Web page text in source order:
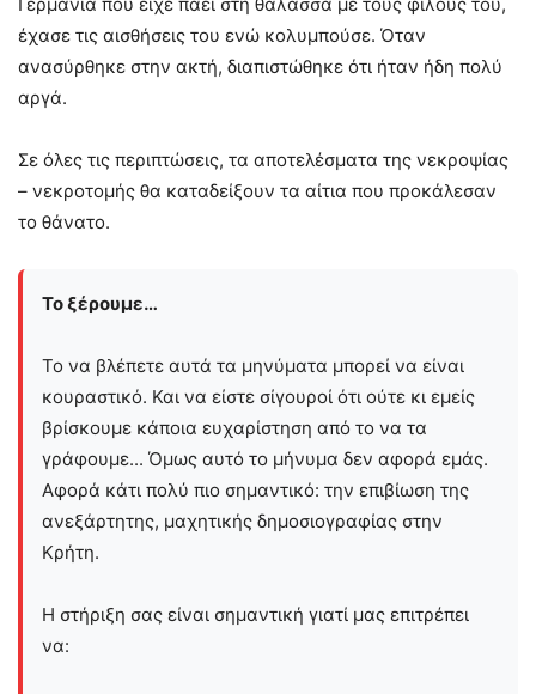
έχασε τις αισθήσεις του ενώ κολυμπούσε. Όταν
ανασύρθηκε στην ακτή, διαπιστώθηκε ότι ήταν ήδη πολύ
αργά.
Σε όλες τις περιπτώσεις, τα αποτελέσματα της νεκροψίας
– νεκροτομής θα καταδείξουν τα αίτια που προκάλεσαν
το θάνατο.
Το ξέρουμε…
Το να βλέπετε αυτά τα μηνύματα μπορεί να είναι
κουραστικό. Και να είστε σίγουροί ότι ούτε κι εμείς
βρίσκουμε κάποια ευχαρίστηση από το να τα
γράφουμε... Όμως αυτό το μήνυμα δεν αφορά εμάς.
Αφορά κάτι πολύ πιο σημαντικό: την επιβίωση της
ανεξάρτητης, μαχητικής δημοσιογραφίας στην
Kρήτη.
Η στήριξη σας είναι σημαντική γιατί μας επιτρέπει
να: